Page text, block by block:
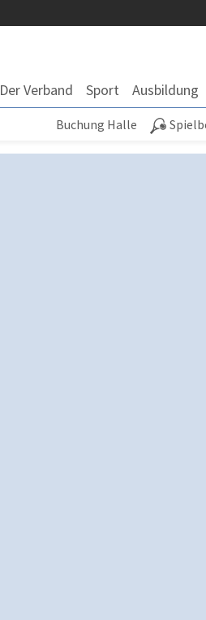
Der Verband Sport Ausbildung
Buchung Halle